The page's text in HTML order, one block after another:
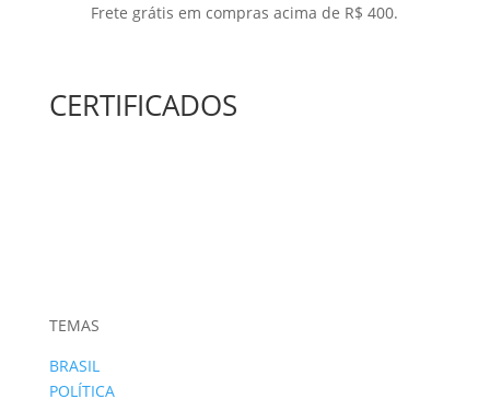
Frete grátis em compras acima de R$ 400.
CERTIFICADOS
TEMAS
BRASIL
POLÍTICA